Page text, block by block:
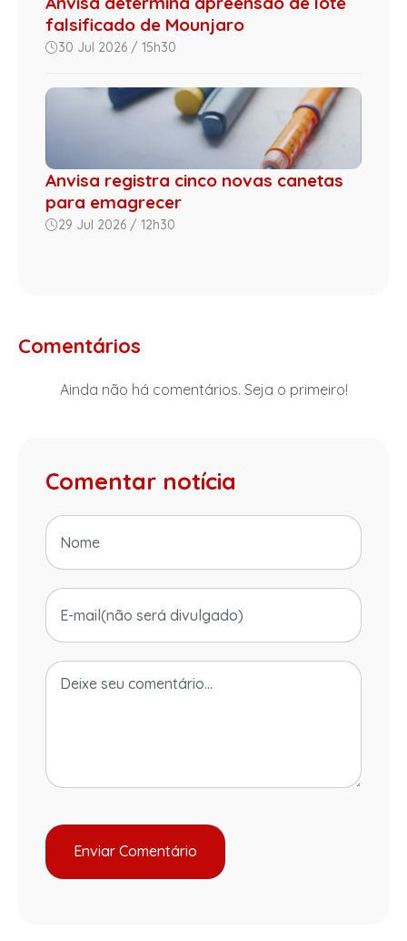
falsificado de Mounjaro
30 Jul 2026 / 15h30
Anvisa registra cinco novas canetas
para emagrecer
29 Jul 2026 / 12h30
Comentários
Ainda não há comentários. Seja o primeiro!
Comentar notícia